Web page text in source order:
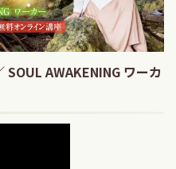
AWAKENING ワーカ